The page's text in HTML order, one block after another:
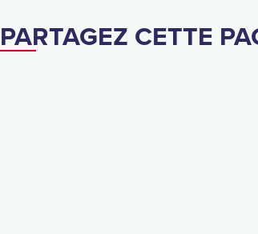
PARTAGEZ CETTE